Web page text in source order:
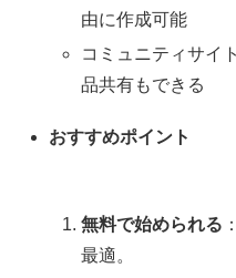
由に作成可能
コミュニティサイ
品共有もできる
おすすめポイント
無料で始められる
最適。